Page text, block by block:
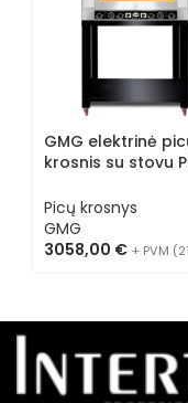
GMG elektrinė
krosnis su stovu
Picų krosnys
GMG
3058,00 € + PVM